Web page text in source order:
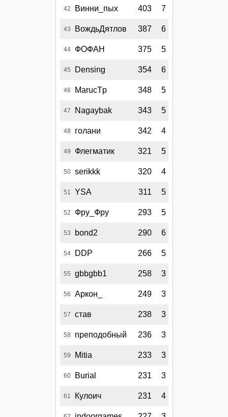
42 Винни_пых 403 7
43 ВождьДятлов 387 6
44 ФОФАН 375 5
45 Densing 354 6
46 MarucTp 348 5
47 Nagaybak 343 5
48 голани 342 4
49 Флегматик 321 5
50 serikkk 320 4
51 YSA 311 5
52 Фру_Фру 293 5
53 bond2 290 6
54 DDP 266 5
55 gbbgbb1 258 3
56 Аркон_ 249 3
57 став 238 3
58 преподобный 236 3
59 Mitia 233 3
60 Burial 231 3
61 Кулоич 231 4